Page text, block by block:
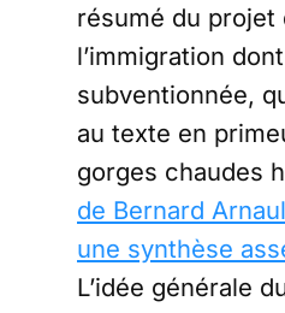
résumé du projet
l’immigration
subventionnée,
au texte en
gorges chaudes
de Bernard
une synthèse
L’idée générale